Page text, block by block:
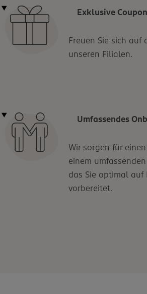
Exklusive
Freuen Sie sich
unseren Filialen.
Umfassendes
Wir sorgen für
einem
das Sie optimal auf
vorbereitet.